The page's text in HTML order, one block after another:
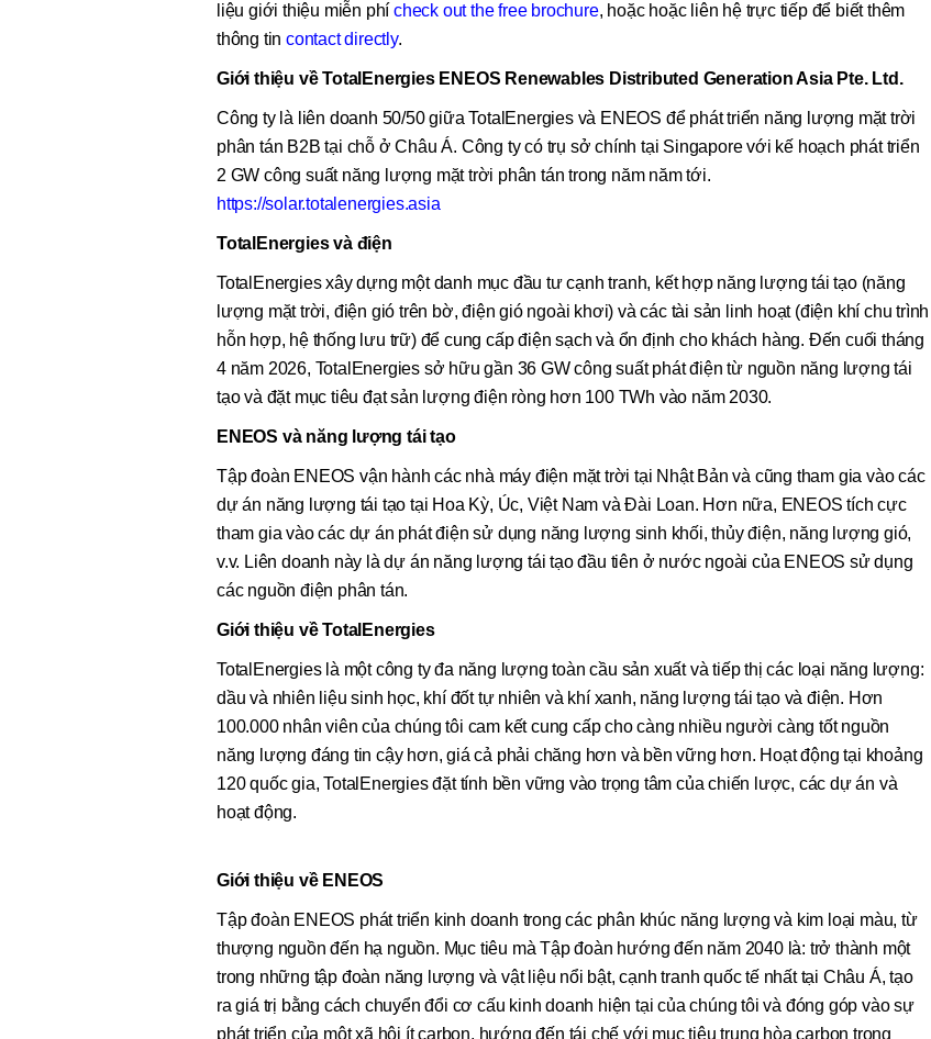
liệu giới thiệu miễn phícheck out the free brochure, hoặc hoặc liên hệ trực tiếp để biết thêm
thông tin contact directly.
Giới thiệu về TotalEnergies ENEOS Renewables Distributed Generation Asia Pte. Ltd.
Công ty là liên doanh 50/50 giữa TotalEnergies và ENEOS để phát triển năng lượng mặt trời
phân tán B2B tại chỗ ở Châu Á. Công ty có trụ sở chính tại Singapore với kế hoạch phát triển
2 GW công suất năng lượng mặt trời phân tán trong năm năm tới.
https://solar.totalenergies.asia
TotalEnergies và điện
TotalEnergies xây dựng một danh mục đầu tư cạnh tranh, kết hợp năng lượng tái tạo (năng
lượng mặt trời, điện gió trên bờ, điện gió ngoài khơi) và các tài sản linh hoạt (điện khí chu trình
hỗn hợp, hệ thống lưu trữ) để cung cấp điện sạch và ổn định cho khách hàng. Đến cuối tháng
4 năm 2026, TotalEnergies sở hữu gần 36 GW công suất phát điện từ nguồn năng lượng tái
tạo và đặt mục tiêu đạt sản lượng điện ròng hơn 100 TWh vào năm 2030.
ENEOS và năng lượng tái tạo
Tập đoàn ENEOS vận hành các nhà máy điện mặt trời tại Nhật Bản và cũng tham gia vào các
dự án năng lượng tái tạo tại Hoa Kỳ, Úc, Việt Nam và Đài Loan. Hơn nữa, ENEOS tích cực
tham gia vào các dự án phát điện sử dụng năng lượng sinh khối, thủy điện, năng lượng gió,
v.v. Liên doanh này là dự án năng lượng tái tạo đầu tiên ở nước ngoài của ENEOS sử dụng
các nguồn điện phân tán.
Giới thiệu về TotalEnergies
TotalEnergies là một công ty đa năng lượng toàn cầu sản xuất và tiếp thị các loại năng lượng:
dầu và nhiên liệu sinh học, khí đốt tự nhiên và khí xanh, năng lượng tái tạo và điện. Hơn
100.000 nhân viên của chúng tôi cam kết cung cấp cho càng nhiều người càng tốt nguồn
năng lượng đáng tin cậy hơn, giá cả phải chăng hơn và bền vững hơn. Hoạt động tại khoảng
120 quốc gia, TotalEnergies đặt tính bền vững vào trọng tâm của chiến lược, các dự án và
hoạt động.
Giới thiệu về ENEOS
Tập đoàn ENEOS phát triển kinh doanh trong các phân khúc năng lượng và kim loại màu, từ
thượng nguồn đến hạ nguồn. Mục tiêu mà Tập đoàn hướng đến năm 2040 là: trở thành một
trong những tập đoàn năng lượng và vật liệu nổi bật, cạnh tranh quốc tế nhất tại Châu Á, tạo
ra giá trị bằng cách chuyển đổi cơ cấu kinh doanh hiện tại của chúng tôi và đóng góp vào sự
phát triển của một xã hội ít carbon, hướng đến tái chế với mục tiêu trung hòa carbon trong